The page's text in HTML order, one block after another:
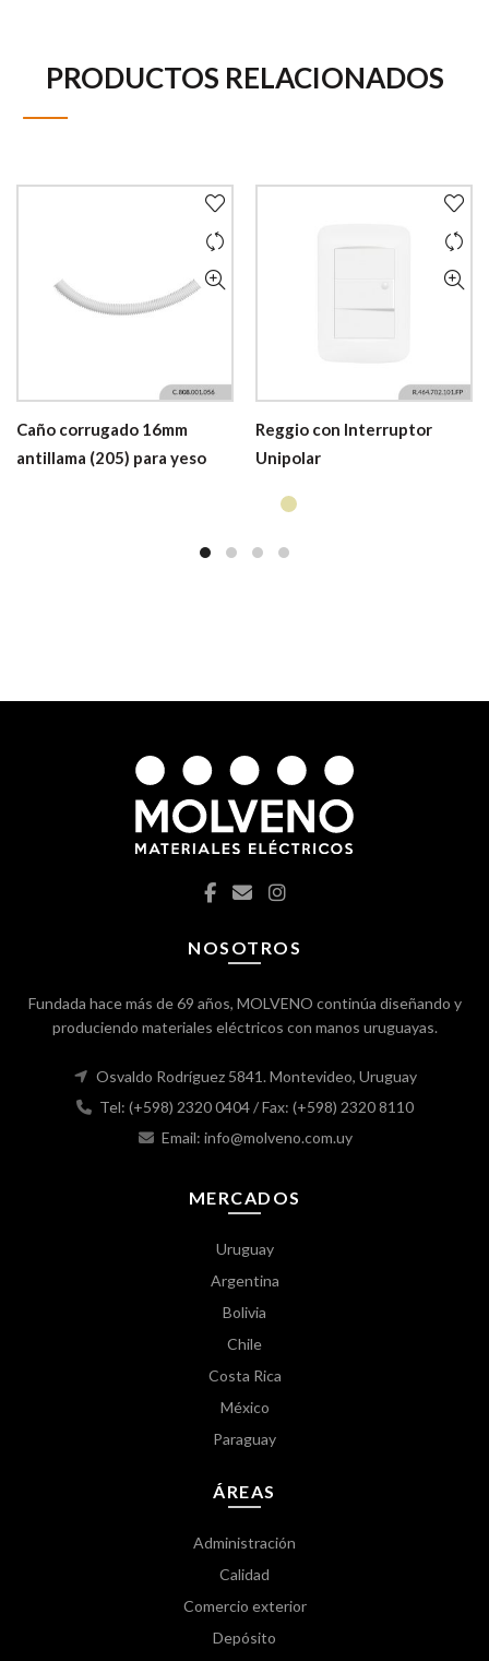
PRODUCTOS RELACIONADOS
Caño corrugado 16mm
antillama (205) para yeso
Reggio con Interruptor
Unipolar
NOSOTROS
Fundada hace más de 69 años, MOLVENO continúa diseñando y
produciendo materiales eléctricos con manos uruguayas.
Osvaldo Rodríguez 5841. Montevideo, Uruguay
Tel: (+598) 2320 0404/ Fax: (+598) 2320 8110
Email: info@molveno.com.uy
MERCADOS
Uruguay
Argentina
Bolivia
Chile
Costa Rica
México
Paraguay
ÁREAS
Administración
Calidad
Comercio exterior
Depósito